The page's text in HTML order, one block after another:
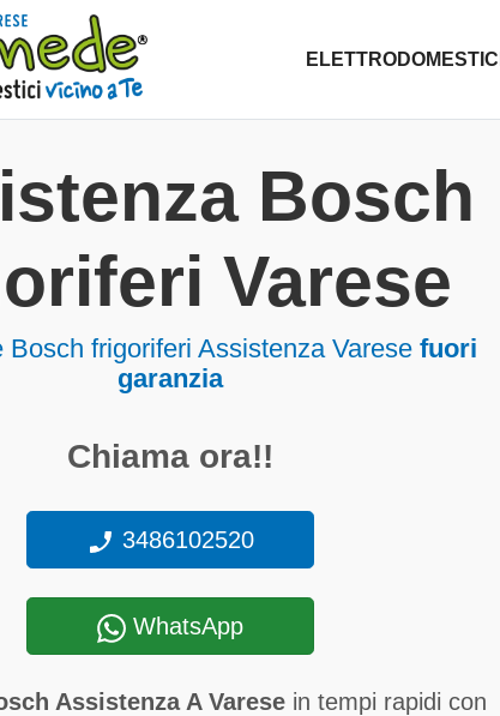
ELETTRODOMESTICI
Bosch
Varese
Bosch frigoriferi Assistenza Varese fuori
garanzia
Chiama ora!!
3486102520
WhatsApp
Assistenza A Varesein tempi rapidi con